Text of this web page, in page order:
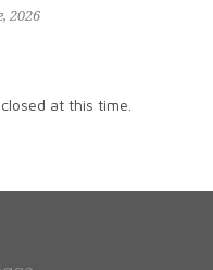
2026
at this time.